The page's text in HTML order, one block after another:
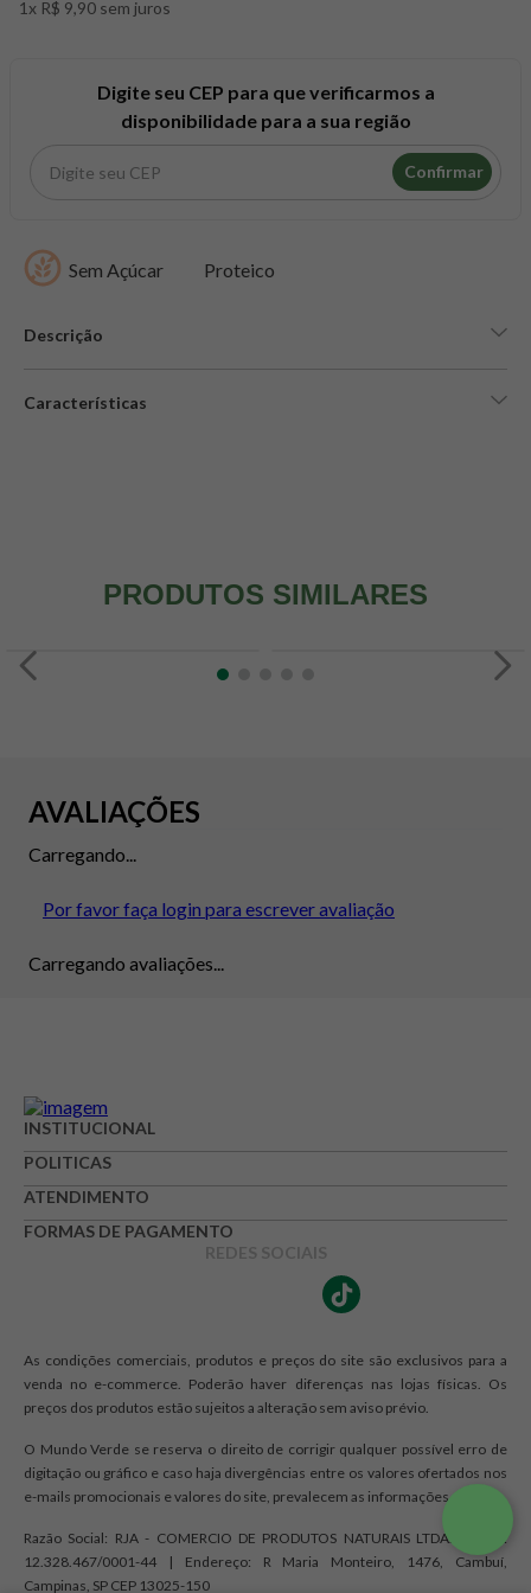
1x R$ 9,90 sem juros
Digite seu CEP para que verificarmos a
disponibilidade para a sua região
Confirmar
Sem Açúcar Proteico
Descrição
Características
PRODUTOS SIMILARES
AVALIAÇÕES
Carregando...
Por favor faça login para escrever avaliação
Carregando avaliações...
INSTITUCIONAL
POLITICAS
ATENDIMENTO
FORMAS DE PAGAMENTO
REDES SOCIAIS
As condições comerciais, produtos e preços do site são exclusivos para a
venda no e-commerce. Poderão haver diferenças nas lojas físicas. Os
preços dos produtos estão sujeitos a alteração sem aviso prévio.
O Mundo Verde se reserva o direito de corrigir qualquer possível erro de
digitação ou gráfico e caso haja divergências entre os valores ofertados nos
e-mails promocionais e valores do site, prevalecem as informações do site.
Razão Social: RJA - COMERCIO DE PRODUTOS NATURAIS LTDA. | CNPJ:
12.328.467/0001-44 | Endereço: R Maria Monteiro, 1476, Cambuí,
Campinas, SP CEP 13025-150
8º snack proteico mundo verde